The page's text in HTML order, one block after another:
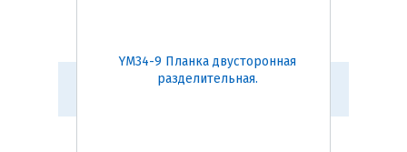
YM34-9 Планка двусторонная
разделительная.